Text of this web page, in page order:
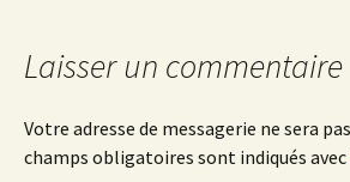
Laisser un commentaire
Votre adresse de messagerie ne sera
champs obligatoires sont indiqués avec